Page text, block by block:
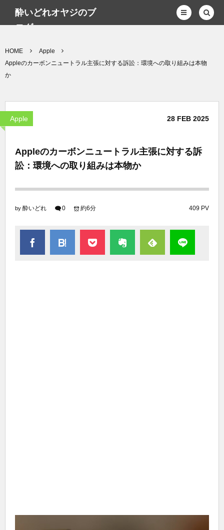
酔いどれオヤジのブ
ログwp
HOME
Apple
Appleのカーボンニュートラル主張に対する訴訟：環境への取り組みは本物
か
Apple 28 FEB 2025
Appleのカーボンニュートラル主張に対する訴
訟：環境への取り組みは本物か
by 酔いどれ 0 409 PV
約6分